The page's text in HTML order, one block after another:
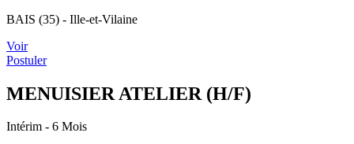
BAIS (35) - Ille-et-Vilaine
Voir
Postuler
MENUISIER ATELIER (H/F)
Intérim - 6 Mois